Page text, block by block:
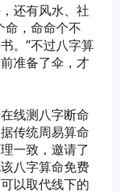
还有风水、社
命，命命个不
。”不过八字算
准备了伞，才
线测八字断命
传统周易算命
一致，邀请了
八字算命免费
以取代线下的